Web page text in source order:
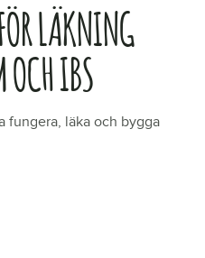
LÄKNING
IBS
fungera, läka och bygga